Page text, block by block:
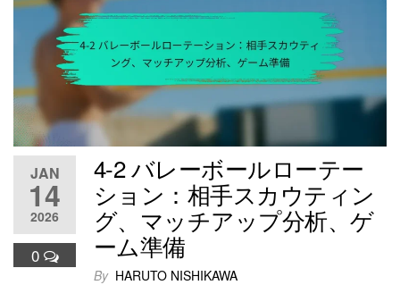
JAN
14
2026
0
4-2 バレーボールローテー
ション：相手スカウティン
グ、マッチアップ分析、ゲ
ーム準備
By HARUTO NISHIKAWA